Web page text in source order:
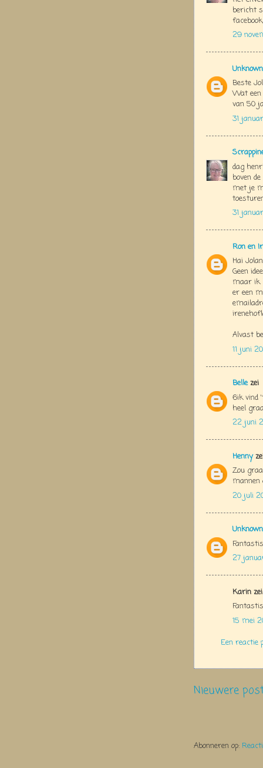
bericht
29
Unknown
Beste
Wat een
van 50
31
dag
boven
met je
31
Ron en
Hai
Geen
maar ik
er een
Alvast
11 juni
Bellezei
6ik vind
heel
22 juni
Henny
Zou
mannen
20 juli
Unknown
27
Karin zei
15 mei
Een reactie
Nieuwere
Abonneren op: